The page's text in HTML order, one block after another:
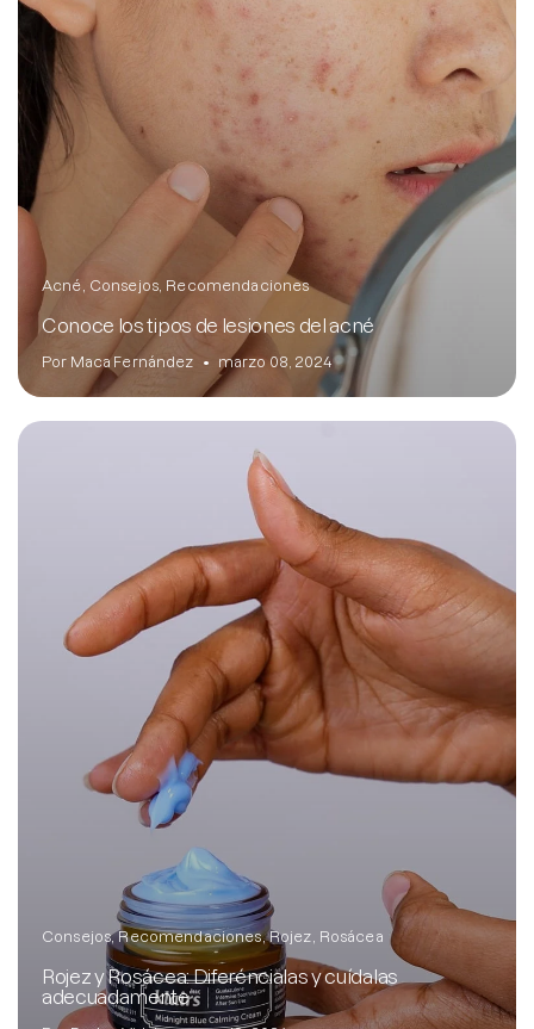
Acné Consejos Recomendaciones
Conoce los tipos de lesiones del acné
Por Maca Fernández marzo 08, 2024
Consejos Recomendaciones Rojez Rosácea
Rojez y Rosácea: Diferéncialas y cuídalas
adecuadamente